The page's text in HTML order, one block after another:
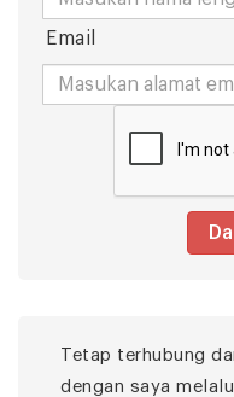
Email
Tetap terhubung
dengan saya